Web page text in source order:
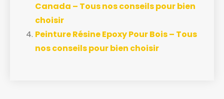
Canada – Tous nos conseils pour bien
choisir
Peinture Résine Epoxy Pour Bois – Tous
nos conseils pour bien choisir